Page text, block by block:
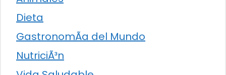
Dieta
GastronomÃ­a del Mundo
NutriciÃ³n